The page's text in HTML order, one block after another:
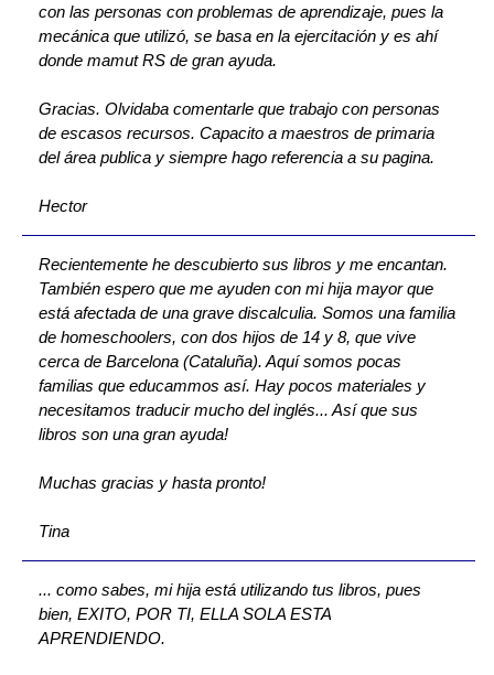
con las personas con problemas de aprendizaje, pues la
mecánica que utilizó, se basa en la ejercitación y es ahí
donde mamut RS de gran ayuda.
Gracias. Olvidaba comentarle que trabajo con personas
de escasos recursos. Capacito a maestros de primaria
del área publica y siempre hago referencia a su pagina.
Hector
Recientemente he descubierto sus libros y me encantan.
También espero que me ayuden con mi hija mayor que
está afectada de una grave discalculia. Somos una familia
de homeschoolers, con dos hijos de 14 y 8, que vive
cerca de Barcelona (Cataluña). Aquí somos pocas
familias que educammos así. Hay pocos materiales y
necesitamos traducir mucho del inglés... Así que sus
libros son una gran ayuda!
Muchas gracias y hasta pronto!
Tina
... como sabes, mi hija está utilizando tus libros, pues
bien, EXITO, POR TI, ELLA SOLA ESTA
APRENDIENDO.